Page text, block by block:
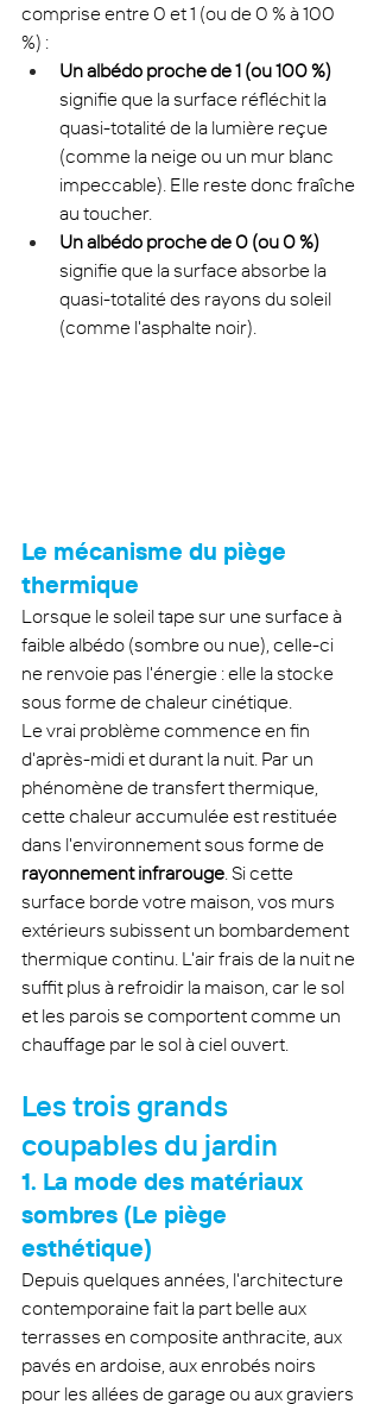
comprise entre 0 et 1 (ou de 0 % à 100
%) :
Un albédo proche de 1 (ou 100 %)
signifie que la surface réfléchit la
quasi-totalité de la lumière reçue
(comme la neige ou un mur blanc
impeccable). Elle reste donc fraîche
au toucher.
Un albédo proche de 0 (ou 0 %)
signifie que la surface absorbe la
quasi-totalité des rayons du soleil
(comme l'asphalte noir).
Le mécanisme du piège
thermique
Lorsque le soleil tape sur une surface à
faible albédo (sombre ou nue), celle-ci
ne renvoie pas l'énergie : elle la stocke
sous forme de chaleur cinétique.
Le vrai problème commence en fin
d'après-midi et durant la nuit. Par un
phénomène de transfert thermique,
cette chaleur accumulée est restituée
dans l'environnement sous forme de
rayonnement infrarouge. Si cette
surface borde votre maison, vos murs
extérieurs subissent un bombardement
thermique continu. L'air frais de la nuit ne
suffit plus à refroidir la maison, car le sol
et les parois se comportent comme un
chauffage par le sol à ciel ouvert.
Les trois grands
coupables du jardin
1. La mode des matériaux
sombres (Le piège
esthétique)
Depuis quelques années, l'architecture
contemporaine fait la part belle aux
terrasses en composite anthracite, aux
pavés en ardoise, aux enrobés noirs
pour les allées de garage ou aux graviers